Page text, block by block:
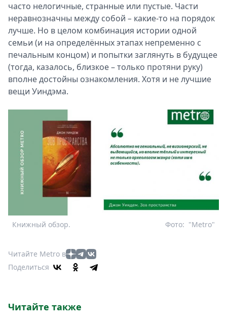
часто нелогичные, странные или пустые. Части
неравнозначны между собой – какие-то на порядок
лучше. Но в целом комбинация истории одной
семьи (и на определённых этапах непременно с
печальным концом) и попытки заглянуть в будущее
(тогда, казалось, близкое – только протяни руку)
вполне достойны ознакомления. Хотя и не лучшие
вещи Уиндэма.
Книжный обзор. "Metro"
Фото:
Читайте Metro в
Поделиться
Читайте также